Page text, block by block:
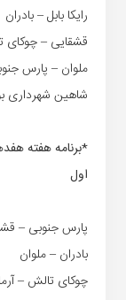
رایکا بابل – بادران
قشقایی – چوکای
ملوان – پارس
شاهین شهرداری
*برنامه هفته
اول
پارس جنوبی –
بادران – ملوان
چوکای تالش –